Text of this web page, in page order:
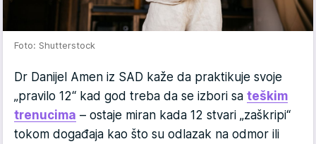
Foto: Shutterstock
Dr Danijel Amen iz SAD kaže da praktikuje svoje
„pravilo 12“ kad god treba da se izbori sa teškim
trenucima – ostaje miran kada 12 stvari „zaškripi“
tokom događaja kao što su odlazak na odmor ili